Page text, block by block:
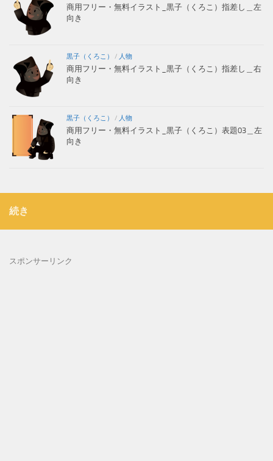
商用フリー・無料イラスト_黒子（くろこ）指差し＿左
向き
黒子（くろこ） / 人物
商用フリー・無料イラスト_黒子（くろこ）指差し＿右
向き
黒子（くろこ） / 人物
商用フリー・無料イラスト_黒子（くろこ）表題03＿左
向き
続き
スポンサーリンク